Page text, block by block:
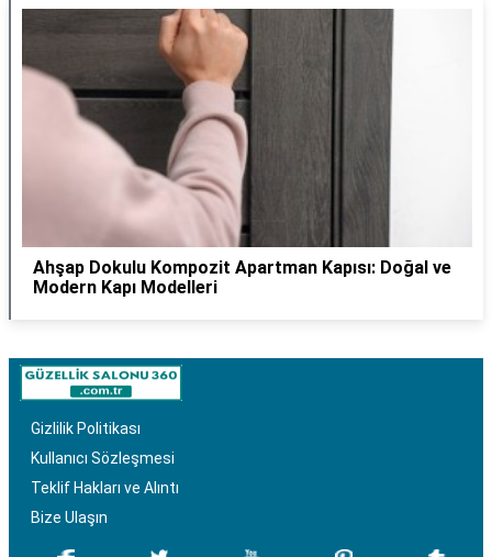
Ahşap Dokulu Kompozit Apartman Kapısı: Doğal ve
Modern Kapı Modelleri
Gizlilik Politikası
Kullanıcı Sözleşmesi
Teklif Hakları ve Alıntı
Bize Ulaşın